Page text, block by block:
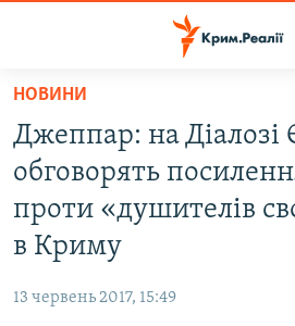
Перейти
основного
матеріалу
до
основної
Перейти
ВОДА.КРИМ
ВІДЕО ТА ФОТО
ПОЛІТИКА
ПОГЛЯД
НОВИНИ
Джеппар: на Діалозі
обговорять
проти «душителів
в Криму
13 червень 2017, 15:49